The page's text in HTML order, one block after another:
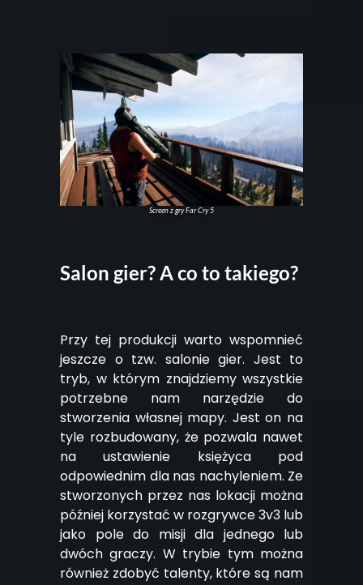
Screen z gry Far Cry 5
Salon gier? A co to takiego?
Przy tej produkcji warto wspomnieć
jeszcze o tzw. salonie gier. Jest to
tryb, w którym znajdziemy wszystkie
potrzebne nam narzędzie do
stworzenia własnej mapy. Jest on na
tyle rozbudowany, że pozwala nawet
na ustawienie księżyca pod
odpowiednim dla nas nachyleniem. Ze
stworzonych przez nas lokacji można
później korzystać w rozgrywce 3v3 lub
jako pole do misji dla jednego lub
dwóch graczy. W trybie tym można
również zdobyć talenty, które są nam